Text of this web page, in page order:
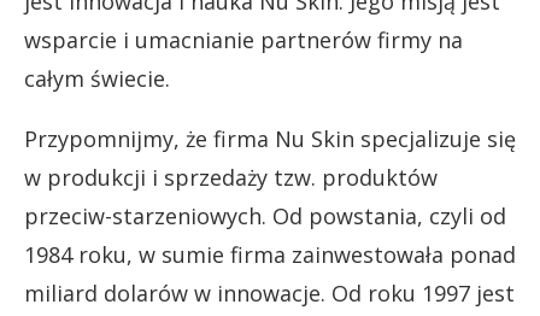
wsparcie i umacnianie partnerów firmy na
całym świecie.
Przypomnijmy, że firma Nu Skin specjalizuje się
w produkcji i sprzedaży tzw. produktów
przeciw-starzeniowych. Od powstania, czyli od
1984 roku, w sumie firma zainwestowała ponad
miliard dolarów w innowacje. Od roku 1997 jest